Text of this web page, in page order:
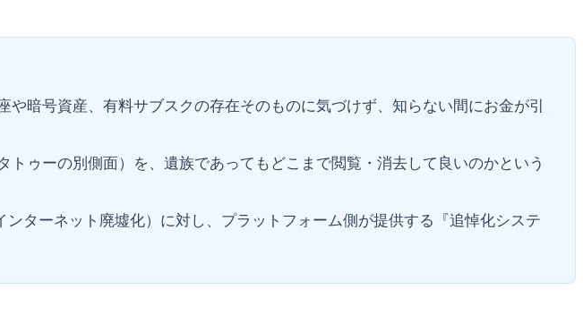
暗号資産、有料サブスクの存在そのものに気づけず、知らない間にお金が引
ゥーの別側面）を、遺族であってもどこまで閲覧・消去して良いのかという
ターネット廃墟化）に対し、プラットフォーム側が提供する『追悼化システ